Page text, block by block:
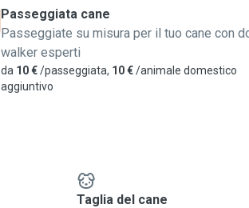
Passeggiata cane
Passeggiate su misura per il tuo cane con
walker esperti
da 10 €/passeggiata, 10 €/animale domestico
aggiuntivo
Taglia del cane